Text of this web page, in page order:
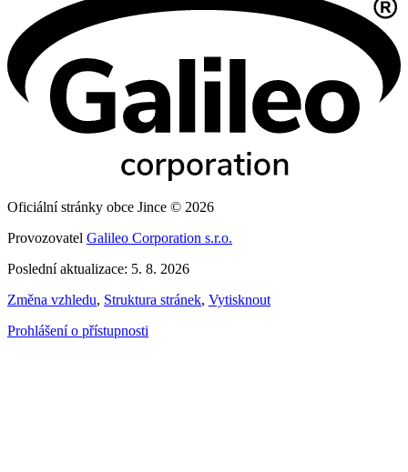
Oficiální stránky obce Jince © 2026
Provozovatel Galileo Corporation s.r.o.
Poslední aktualizace: 5. 8. 2026
Změna vzhledu, Struktura stránek, Vytisknout
Prohlášení o přístupnosti